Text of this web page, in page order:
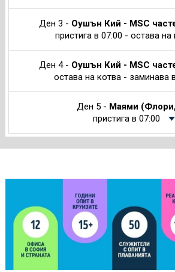
Ден 3 - Оушън Кий - MSC
пристига в 07:00 - остава на
Ден 4 - Оушън Кий - MSC
остава на котва - заминава
Ден 5 - Маями
пристига в 07:00